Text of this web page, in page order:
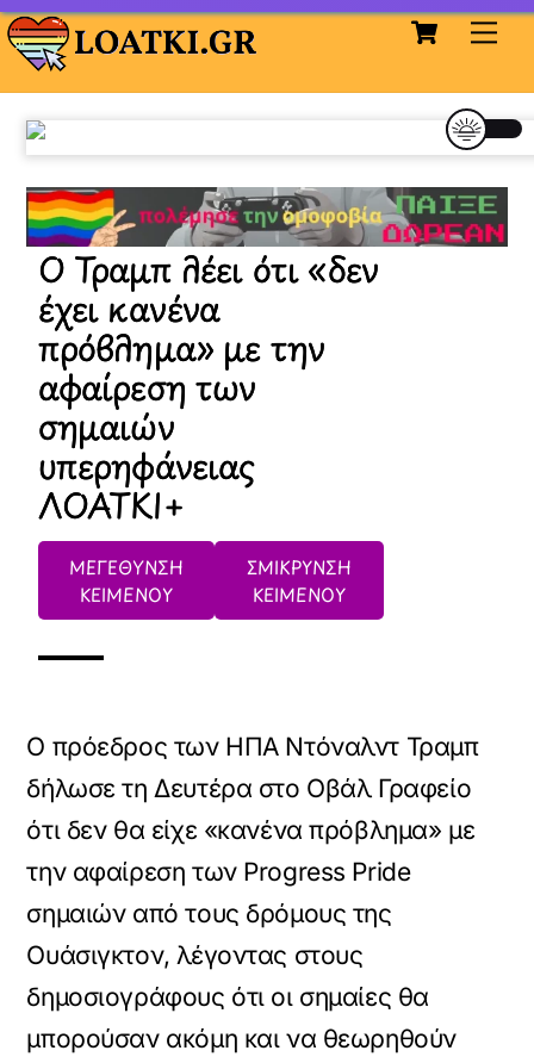
Skip
to
content
Cart
Ο Τραμπ λέει ότι «δεν
έχει κανένα
πρόβλημα» με την
αφαίρεση των
σημαιών
υπερηφάνειας
ΛΟΑΤΚΙ+
ΜΕΓΕΘΥΝΣΗ
ΚΕΙΜΕΝΟΥ
ΣΜΙΚΡΥΝΣΗ
ΚΕΙΜΕΝΟΥ
Ο πρόεδρος των ΗΠΑ Ντόναλντ Τραμπ
δήλωσε τη Δευτέρα στο Οβάλ Γραφείο
ότι δεν θα είχε «κανένα πρόβλημα» με
την αφαίρεση των Progress Pride
σημαιών από τους δρόμους της
Ουάσιγκτον, λέγοντας στους
δημοσιογράφους ότι οι σημαίες θα
μπορούσαν ακόμη και να θεωρηθούν